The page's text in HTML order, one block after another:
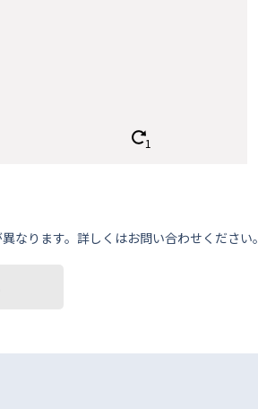
ります。詳しくはお問い合わせください。